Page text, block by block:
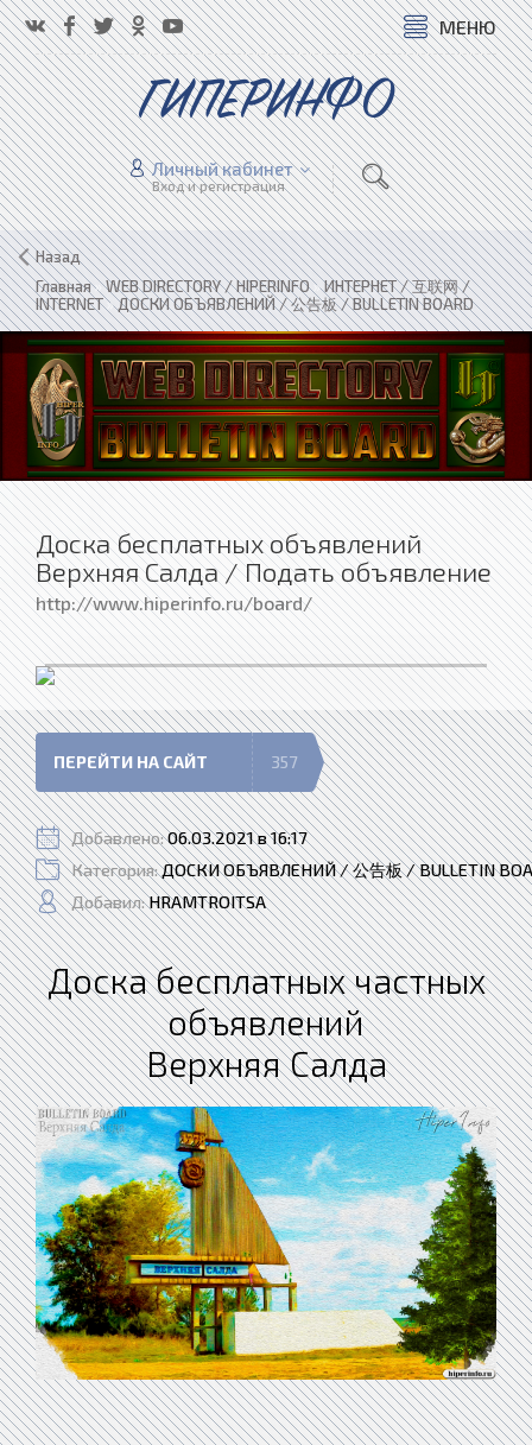
МЕНЮ
ГИПЕРИНФО
Личный кабинет
Вход и регистрация
Назад
Главная»WEB DIRECTORY / HIPERINFO»ИНТЕРНЕТ / 互联网 /
INTERNET»ДОСКИ ОБЪЯВЛЕНИЙ / 公告板 / BULLETIN BOARD
Доска бесплатных объявлений
Верхняя Салда / Подать объявление
http://www.hiperinfo.ru/board/
ПЕРЕЙТИ НА САЙТ 357
Добавлено:06.03.2021 в 16:17
Категория:ДОСКИ ОБЪЯВЛЕНИЙ / 公告板 / BULLETIN
Добавил:HRAMTROITSA
Доска бесплатных частных
объявлений
Верхняя Салда